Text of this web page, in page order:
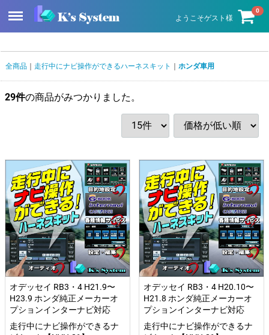
ようこそゲスト様
0
Menu
全商品 走行中にナビ操作ができるハーネスキット ホンダ車用
29件の商品がみつかりました。
オデッセイ RB3・4 H21.9〜
H23.9 ホンダ純正メーカーオ
プションインターナビ対応
走行中にナビ操作ができるナ
オデッセイ RB3・4 H20.10〜
H21.8 ホンダ純正メーカーオ
プションインターナビ対応
走行中にナビ操作ができるナ